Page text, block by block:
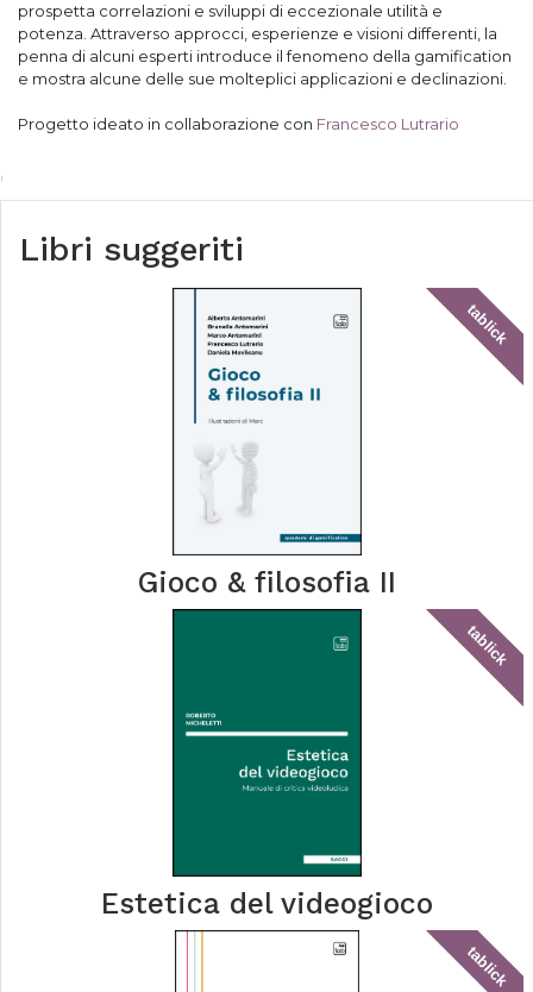
prospetta correlazioni e sviluppi di eccezionale utilità e
potenza. Attraverso approcci, esperienze e visioni differenti, la
penna di alcuni esperti introduce il fenomeno della gamification
e mostra alcune delle sue molteplici applicazioni e declinazioni.
Progetto ideato in collaborazione con Francesco Lutrario
Libri suggeriti
tablick
Gioco & filosofia II
tablick
Estetica del videogioco
tablick